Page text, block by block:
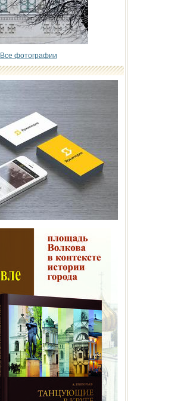
Все фотографии